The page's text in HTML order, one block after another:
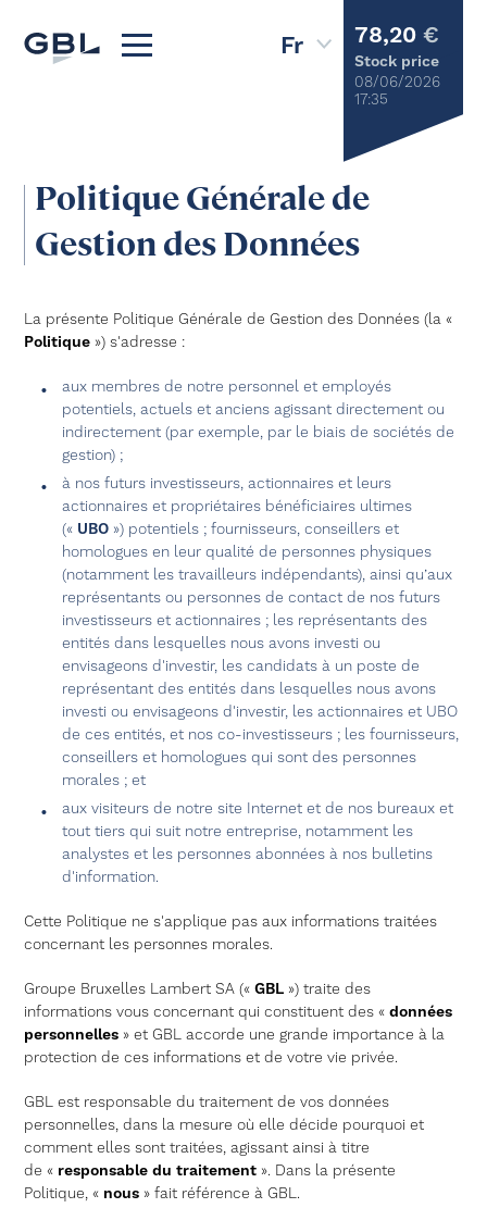
78,20 €
Stock price
08/06/2026
17:35
Politique Générale de
Gestion des Données
La présente Politique Générale de Gestion des Données (la «
Politique ») s'adresse :
aux membres de notre personnel et employés
potentiels, actuels et anciens agissant directement ou
indirectement (par exemple, par le biais de sociétés de
gestion) ;
à nos futurs investisseurs, actionnaires et leurs
actionnaires et propriétaires bénéficiaires ultimes
(« UBO ») potentiels ; fournisseurs, conseillers et
homologues en leur qualité de personnes physiques
(notamment les travailleurs indépendants), ainsi qu’aux
représentants ou personnes de contact de nos futurs
investisseurs et actionnaires ; les représentants des
entités dans lesquelles nous avons investi ou
envisageons d'investir, les candidats à un poste de
représentant des entités dans lesquelles nous avons
investi ou envisageons d'investir, les actionnaires et UBO
de ces entités, et nos co-investisseurs ; les fournisseurs,
conseillers et homologues qui sont des personnes
morales ; et
aux visiteurs de notre site Internet et de nos bureaux et
tout tiers qui suit notre entreprise, notamment les
analystes et les personnes abonnées à nos bulletins
d'information.
Cette Politique ne s'applique pas aux informations traitées
concernant les personnes morales.
Groupe Bruxelles Lambert SA («GBL ») traite des
informations vous concernant qui constituent des «données
personnelles » et GBL accorde une grande importance à la
protection de ces informations et de votre vie privée.
GBL est responsable du traitement de vos données
personnelles, dans la mesure où elle décide pourquoi et
comment elles sont traitées, agissant ainsi à titre
de « responsable du traitement ». Dans la présente
Politique, « nous » fait référence à GBL.